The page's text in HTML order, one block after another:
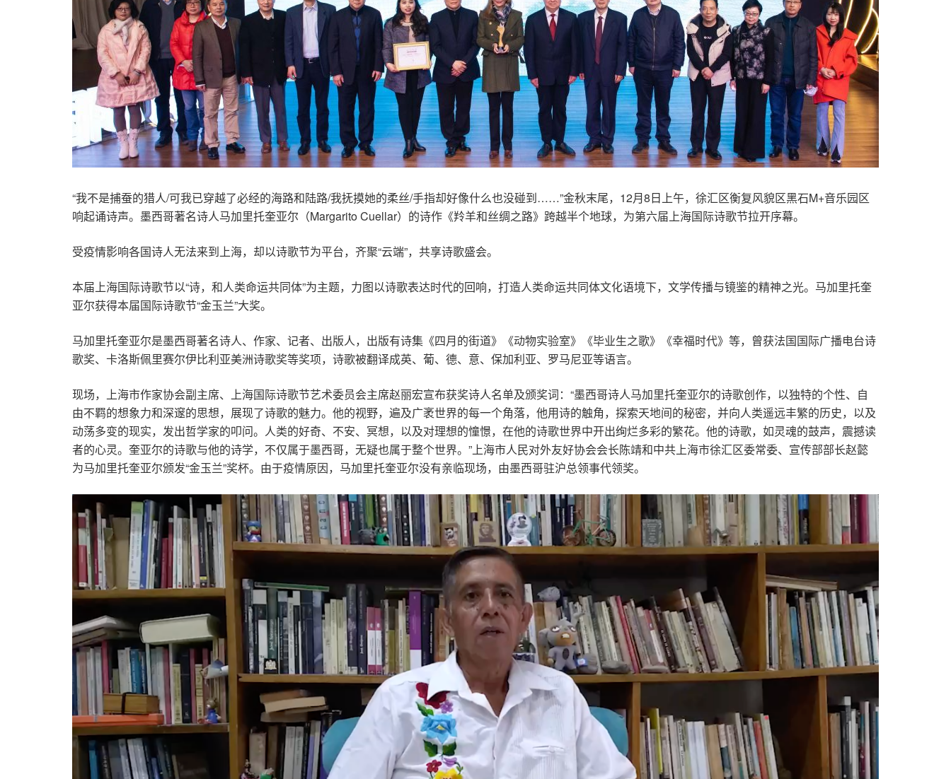
“我不是捕蚕的猎人/可我已穿越了必经的海路和陆路/我抚摸她的柔丝/手指却好像什么也没碰到……”金秋末尾，12月8日上午，徐汇区衡复风貌区黑石M+音乐园区
响起诵诗声。墨西哥著名诗人马加里托奎亚尔（Margarito Cuellar）的诗作《羚羊和丝绸之路》跨越半个地球，为第六届上海国际诗歌节拉开序幕。
受疫情影响各国诗人无法来到上海，却以诗歌节为平台，齐聚“云端”，共享诗歌盛会。
本届上海国际诗歌节以“诗，和人类命运共同体”为主题，力图以诗歌表达时代的回响，打造人类命运共同体文化语境下，文学传播与镜鉴的精神之光。马加里托奎
亚尔获得本届国际诗歌节“金玉兰”大奖。
马加里托奎亚尔是墨西哥著名诗人、作家、记者、出版人，出版有诗集《四月的街道》《动物实验室》《毕业生之歌》《幸福时代》等，曾获法国国际广播电台诗
歌奖、卡洛斯佩里赛尔伊比利亚美洲诗歌奖等奖项，诗歌被翻译成英、葡、德、意、保加利亚、罗马尼亚等语言。
现场，上海市作家协会副主席、上海国际诗歌节艺术委员会主席赵丽宏宣布获奖诗人名单及颁奖词：“墨西哥诗人马加里托奎亚尔的诗歌创作，以独特的个性、自
由不羁的想象力和深邃的思想，展现了诗歌的魅力。他的视野，遍及广袤世界的每一个角落，他用诗的触角，探索天地间的秘密，并向人类遥远丰繁的历史，以及
动荡多变的现实，发出哲学家的叩问。人类的好奇、不安、冥想，以及对理想的憧憬，在他的诗歌世界中开出绚烂多彩的繁花。他的诗歌，如灵魂的鼓声，震撼读
者的心灵。奎亚尔的诗歌与他的诗学，不仅属于墨西哥，无疑也属于整个世界。”上海市人民对外友好协会会长陈靖和中共上海市徐汇区委常委、宣传部部长赵懿
为马加里托奎亚尔颁发“金玉兰”奖杯。由于疫情原因，马加里托奎亚尔没有亲临现场，由墨西哥驻沪总领事代领奖。